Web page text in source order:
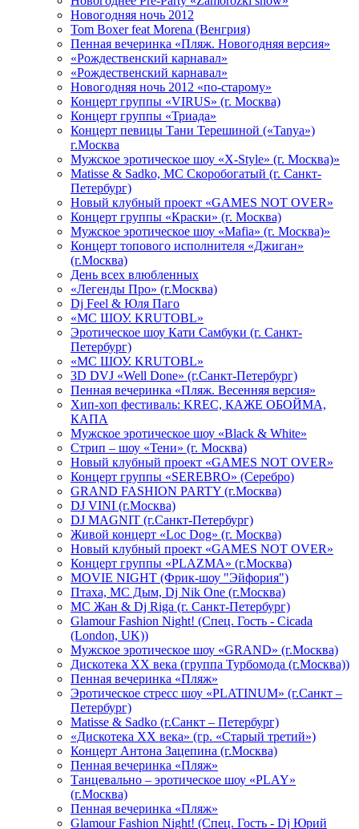
Новогодняя ночь 2012
Tom Boxer feat Morena (Венгрия)
Пенная вечеринка «Пляж. Новогодняя версия»
«Рождественский карнавал»
«Рождественский карнавал»
Новогодняя ночь 2012 «по-старому»
Концерт группы «VIRUS» (г. Москва)
Концерт группы «Триада»
Концерт певицы Тани Терешиной («Tanya»)
г.Москва
Мужское эротическое шоу «X-Style» (г. Москва)»
Matissе & Sadko, MC Скоробогатый (г. Санкт-
Петербург)
Новый клубный проект «GAMES NOT OVER»
Концерт группы «Краски» (г. Москва)
Мужское эротическое шоу «Mafia» (г. Москва)»
Концерт топового исполнителя «Джиган»
(г.Москва)
День всех влюбленных
«Легенды Про» (г.Москва)
Dj Feel & Юля Паго
«МС ШОУ. KRUTOBL»
Эротическое шоу Кати Самбуки (г. Санкт-
Петербург)
«МС ШОУ. KRUTOBL»
3D DVJ «Well Done» (г.Санкт-Петербург)
Пенная вечеринка «Пляж. Весенняя версия»
Хип-хоп фестиваль: KREC, КАЖЕ ОБОЙМА,
КАПА
Мужское эротическое шоу «Black & White»
Стрип – шоу «Тени» (г. Москва)
Новый клубный проект «GAMES NOT OVER»
Концерт группы «SEREBRO» (Серебро)
GRAND FASHION PARTY (г.Москва)
DJ VINI (г.Москва)
DJ MAGNIT (г.Санкт-Петербург)
Живой концерт «Loc Dog» (г. Москва)
Новый клубный проект «GAMES NOT OVER»
Концерт группы «PLAZMA» (г.Москва)
MOVIE NIGHT (Фрик-шоу "Эйфория")
Птаха, МС Дым, Dj Nik One (г.Москва)
МС Жан & Dj Riga (г. Санкт-Петербург)
Glamour Fashion Night! (Спец. Гость - Cicada
(London, UK))
Мужское эротическое шоу «GRAND» (г.Москва)
Дискотека XX века (группа Турбомода (г.Москва))
Пенная вечеринка «Пляж»
Эротическое стресс шоу «PLATINUM» (г.Санкт –
Петербург)
Matisse & Sadko (г.Санкт – Петербург)
«Дискотека ХХ века» (гр. «Старый третий»)
Концерт Антона Зацепина (г.Москва)
Пенная вечеринка «Пляж»
Танцевально – эротическое шоу «PLAY»
(г.Москва)
Пенная вечеринка «Пляж»
Glamour Fashion Night! (Спец. Гость - Dj Юрий